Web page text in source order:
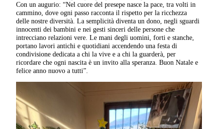
Con un augurio: “Nel cuore del presepe nasce la pace, tra volti in
cammino, dove ogni passo racconta il rispetto per la ricchezza
delle nostre diversità. La semplicità diventa un dono, negli sguardi
innocenti dei bambini e nei gesti sinceri delle persone che
intrecciano relazioni vere. Le mani degli uomini, forti e stanche,
portano lavori antichi e quotidiani accendendo una festa di
condivisione dedicata a chi la vive e a chi la guarderà, per
ricordare che ogni nascita è un invito alla speranza. Buon Natale e
felice anno nuovo a tutti”.